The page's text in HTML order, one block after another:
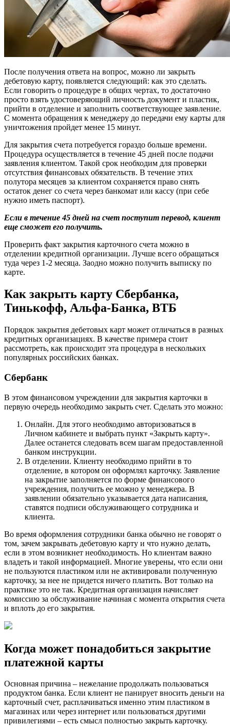
После получения ответа на вопрос, можно ли закрыть
дебетовую карту, появляется следующий: как это сделать.
Если говорить о процедуре в общих чертах, то достаточно
просто взять удостоверяющий личность документ и пластик,
прийти в отделение и заполнить соответствующее заявление.
С момента обращения к менеджеру до передачи ему карты для
уничтожения пройдет менее 15 минут.
Для закрытия счета потребуется гораздо больше времени.
Процедура осуществляется в течение 45 дней после подачи
заявления клиентом. Такой срок необходим для проверки
отсутствия финансовых обязательств. В течение этих
полутора месяцев за клиентом сохраняется право снять
остаток денег со счета через банкомат или кассу (при себе
нужно иметь паспорт).
Если в течение 45 дней на счет поступит перевод, клиент
еще сможет его получить.
Проверить факт закрытия карточного счета можно в
отделении кредитной организации. Лучше всего обращаться
туда через 1-2 месяца. Заодно можно получить выписку по
карте.
Как закрыть карту Сбербанка,
Тинькофф, Альфа-Банка, ВТБ
Порядок закрытия дебетовых карт может отличаться в разных
кредитных организациях. В качестве примера стоит
рассмотреть, как происходит эта процедура в нескольких
популярных российских банках.
Сбербанк
В этом финансовом учреждении для закрытия карточки в
первую очередь необходимо закрыть счет. Сделать это можно:
Онлайн. Для этого необходимо авторизоваться в
Личном кабинете и выбрать пункт «Закрыть карту».
Далее останется следовать всем шагам предоставленной
банком инструкции.
В отделении. Клиенту необходимо прийти в то
отделение, в котором он оформлял карточку. Заявление
на закрытие заполняется по форме финансового
учреждения, получить ее можно у менеджера. В
заявлении обязательно указывается дата написания,
ставятся подписи обслуживающего сотрудника и
клиента.
Во время оформления сотрудники банка обычно не говорят о
том, зачем закрывать дебетовую карту и что нужно делать,
если в этом возникнет необходимость. Но клиентам важно
владеть и такой информацией. Многие уверены, что если они
не пользуются пластиком или не активировали полученную
карточку, за нее не придется ничего платить. Вот только на
практике это не так. Кредитная организация начисляет
комиссию за обслуживание начиная с момента открытия счета
и вплоть до его закрытия.
Когда может понадобиться закрытие
платежной карты
Основная причина – нежелание продолжать пользоваться
продуктом банка. Если клиент не панирует вносить деньги на
карточный счет, расплачиваться именно этим пластиком в
магазинах или через интернет или пользоваться другими
привилегиями – есть смысл полностью закрыть карточку.